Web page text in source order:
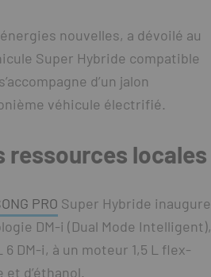
nouvelles, a dévoilé au
Super Hybride compatible
d’un jalon
véhicule électrifié.
ressources locales
PRO Super Hybride inaugure
DM-i (Dual Mode Intelligent),
DM-i, à un moteur 1,5 L flex-
d’éthanol.